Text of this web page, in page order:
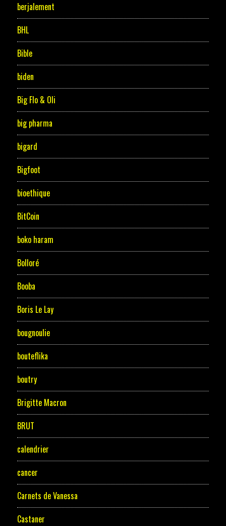
berjalement
BHL
Bible
biden
Big Flo & Oli
big pharma
bigard
Bigfoot
bioethique
BitCoin
boko haram
Bolloré
Booba
Boris Le Lay
bougnoulie
bouteflika
boutry
Brigitte Macron
BRUT
calendrier
cancer
Carnets de Vanessa
Castaner